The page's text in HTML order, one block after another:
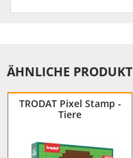
ÄHNLICHE
TRODAT Pixel Stamp -
Tiere